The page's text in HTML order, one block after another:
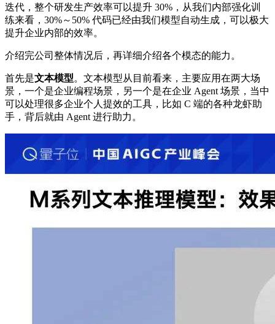
迭代，整个研发生产效率可以提升 30%，从我们内部强化训
练来看，30%～50% 代码已经由我们模型自动生成，可以极大
提升企业内部的效率。
介绍完公司整体情况后，再详细介绍各个模态的能力。
首先是文本模型。文本模型从目前看来，主要应用在两大场
景，一个是企业编程场景，另一个是在企业 Agent 场景，当中
可以处理很多企业个人提效的工具，比如 C 端的各种龙虾助
手，背后就由 Agent 进行助力。